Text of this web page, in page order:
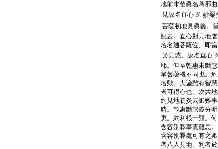
地前未發眞名爲邪
見故名直心 矣 妙樂
菩薩初地見眞義。
記云。直心對見地
名名通菩薩位。即
於見惑。故名直心
耶。但至乾惠未斷
單菩薩機不同也。
名歟。大論雖有智
者可得心也。次共
約見地初炎云御難
時。乾惠斷惑義分
惠。約利根一類。
含容別釋事實難思
含容別釋處可有之
者八人見地。利者